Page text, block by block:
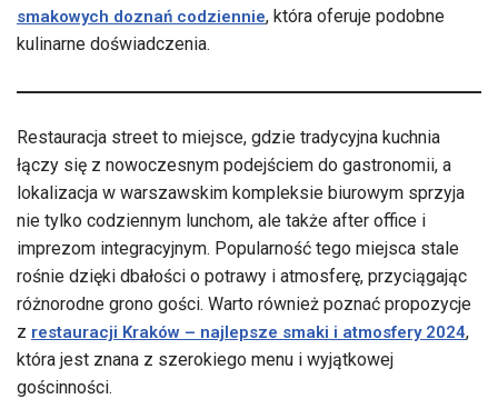
smakowych doznań codziennie, która oferuje podobne
kulinarne doświadczenia.
Restauracja street to miejsce, gdzie tradycyjna kuchnia
łączy się z nowoczesnym podejściem do gastronomii, a
lokalizacja w warszawskim kompleksie biurowym sprzyja
nie tylko codziennym lunchom, ale także after office i
imprezom integracyjnym. Popularność tego miejsca stale
rośnie dzięki dbałości o potrawy i atmosferę, przyciągając
różnorodne grono gości. Warto również poznać propozycje
z restauracji Kraków – najlepsze smaki i atmosfery 2024,
która jest znana z szerokiego menu i wyjątkowej
gościnności.